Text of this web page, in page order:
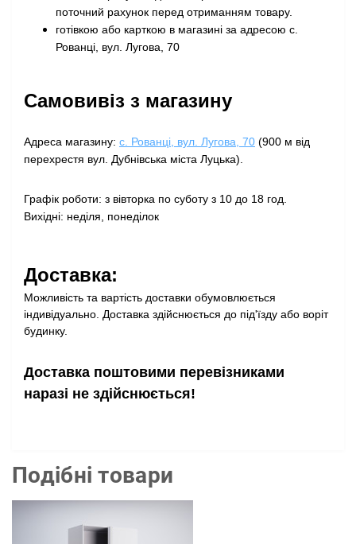
поточний рахунок перед отриманням товару.
готівкою або карткою в магазині за адресою с.
Рованці, вул. Лугова, 70
Самовивіз з магазину
Адреса магазину: с. Рованці, вул. Лугова, 70 (900 м від
перехрестя вул. Дубнівська міста Луцька).
Графік роботи: з вівторка по суботу з 10 до 18 год.
Вихідні: неділя, понеділок
Доставка:
Можливість та вартість доставки обумовлюється
індивідуально. Доставка здійснюється до під'їзду або воріт
будинку.
Доставка поштовими перевізниками
наразі не здійснюється!
Подібні товари